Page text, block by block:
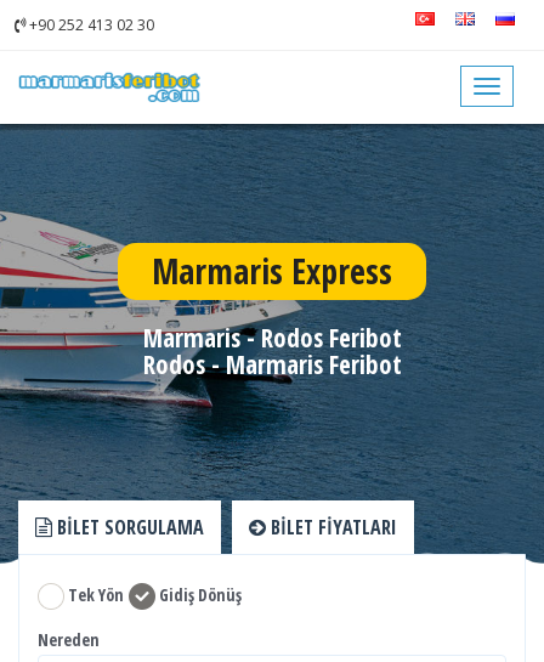
+90 252 413 02 30
Toggle
Marmaris Express
Marmaris - Rodos Feribot
Rodos - Marmaris Feribot
BILET SORGULAMA BILET FIYATLARI
Tek Yön
Gidiş Dönüş
Nereden